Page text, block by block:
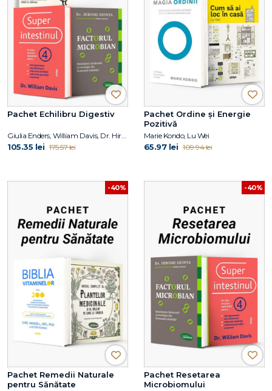
Pachet Echilibru Digestiv
Giulia Enders, William Davis, Dr. Hiromi Shinya
105.35 lei 175.57 lei
Pachet Ordine și Energie
Pozitivă
Marie Kondo, Lu Wei
65.97 lei 109.94 lei
-40%
Pachet Remedii Naturale
pentru Sănătate
-40%
Pachet Resetarea
Microbiomului